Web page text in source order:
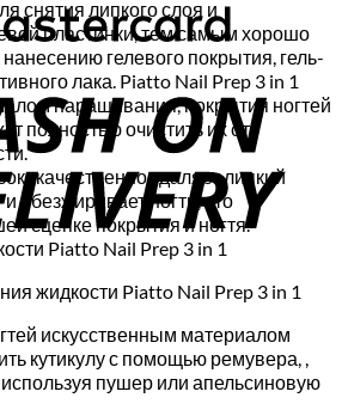
снятия липкого слоя и
пластинки, тем самым хорошо
нанесению гелевого покрытия, гель-
лака. Piatto Nail Prep 3 in 1
наращивания, покрытия ногтей
полностью очистить их от
удаляет липкий
обезжиривает ногти, что
сцепке покрытия и ногтя.
Piatto Nail Prep 3 in 1
жидкости Piatto Nail Prep 3 in 1
искусственным материалом
кутикулу с помощью ремувера, ,
пушер или апельсиновую